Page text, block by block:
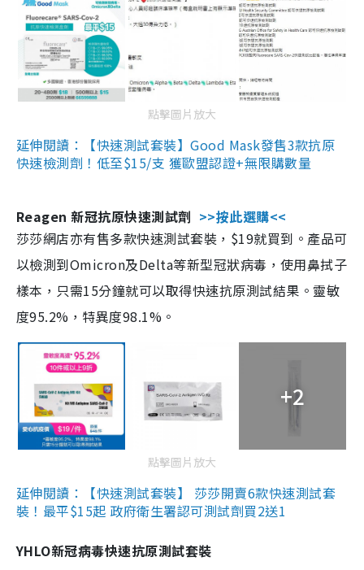
點擊圖片放大
延伸閱讀：【快速測試套裝】Good Mask發售3款抗原
快速檢測劑！低至$15/支 獲歐盟認證+無限購數量
Reagen 新冠抗原快速測試劑 >>按此選購<<
莎莎網店亦有售多款快速測試套裝，$19就買到。產品可
以檢測到Omicron及Delta等新型冠狀病毒，使用鼻拭子
樣本，只需15分鐘就可以取得快速抗原測試結果。靈敏
度95.2%，特異度98.1%。
+2
點擊圖片放大
延伸閱讀：【快速測試套裝】 莎莎開賣6款快速測試套
裝！最平$15起 政府衛生署認可測試劑買2送1
YHLO新冠病毒快速抗原測試套裝